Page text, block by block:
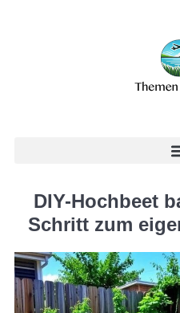
DIY-Hochbeet
Schritt zum